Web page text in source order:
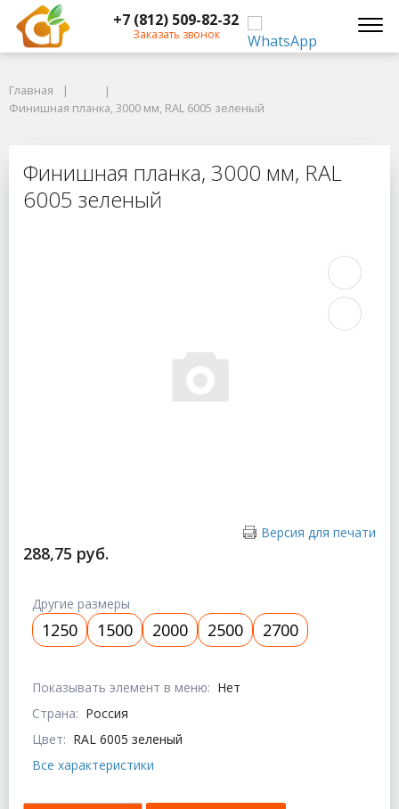
+7 (812) 509-82-32
Заказать звонок
Финишная планка, 3000 мм, RAL 6005 зеленый
Финишная планка, 3000 мм, RAL
Главная
Финишная планка, 3000 мм, RAL 6005 зеленый
Финишная планка, 3000 мм, RAL
6005 зеленый
Версия для печати
288,75 руб.
Показывать элемент в меню: Нет
Страна: Россия
Цвет: RAL 6005 зеленый
Все характеристики
Другие размеры
1250 1500 2000 2500 2700